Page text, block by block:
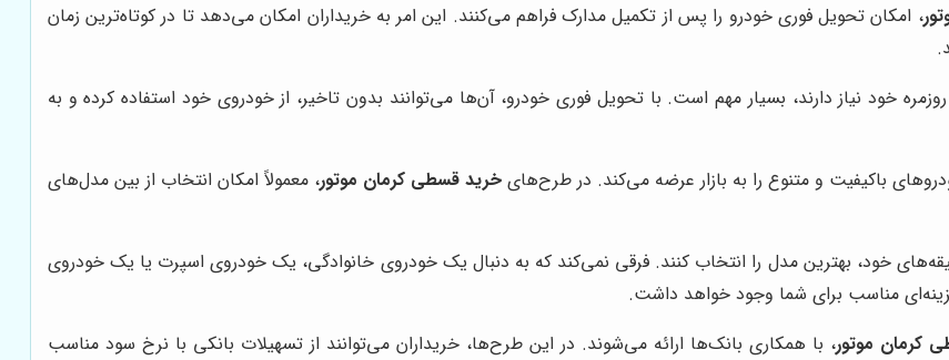
، امکان تحویل فوری خودرو را پس از تکمیل مدارک فراهم می‌کنند. این امر به خریداران امکان می‌دهد تا در کوتاه‌ترین زمان
خود نیاز دارند، بسیار مهم است. با تحویل فوری خودرو، آن‌ها می‌توانند بدون تاخیر، از خودروی خود استفاده کرده و به
باکیفیت و متنوع را به بازار عرضه می‌کند. در طرح‌هایخرید قسطی کرمان موتور، معمولاً امکان انتخاب از بین مدل‌های
خود، بهترین مدل را انتخاب کنند. فرقی نمی‌کند که به دنبال یک خودروی خانوادگی، یک خودروی اسپرت یا یک خودروی
مناسب برای شما وجود خواهد داشت.
کرمان موتور، با همکاری بانک‌ها ارائه می‌شوند. در این طرح‌ها، خریداران می‌توانند از تسهیلات بانکی با نرخ سود مناسب